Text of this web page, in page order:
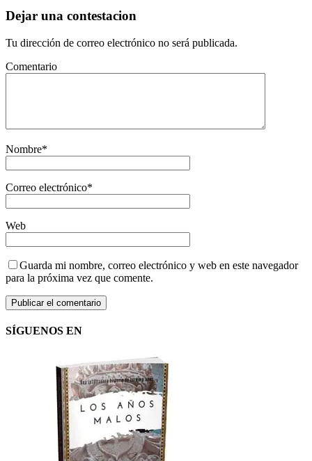
Dejar una contestacion
Tu dirección de correo electrónico no será publicada.
Comentario
Nombre*
Correo electrónico*
Web
Guarda mi nombre, correo electrónico y web en este navegador
para la próxima vez que comente.
SÍGUENOS EN